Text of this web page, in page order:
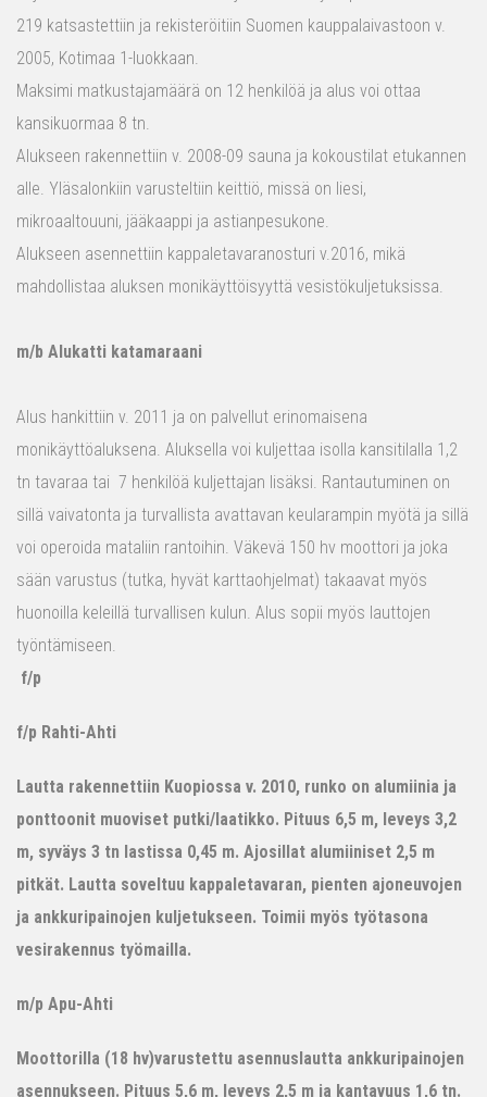
219 katsastettiin ja rekisteröitiin Suomen kauppalaivastoon v.
2005, Kotimaa 1-luokkaan.
Maksimi matkustajamäärä on 12 henkilöä ja alus voi ottaa
kansikuormaa 8 tn.
Alukseen rakennettiin v. 2008-09 sauna ja kokoustilat etukannen
alle. Yläsalonkiin varusteltiin keittiö, missä on liesi,
mikroaaltouuni, jääkaappi ja astianpesukone.
Alukseen asennettiin kappaletavaranosturi v.2016, mikä
mahdollistaa aluksen monikäyttöisyyttä vesistökuljetuksissa.
m/b Alukatti katamaraani
Alus hankittiin v. 2011 ja on palvellut erinomaisena
monikäyttöaluksena. Aluksella voi kuljettaa isolla kansitilalla 1,2
tn tavaraa tai 7 henkilöä kuljettajan lisäksi. Rantautuminen on
sillä vaivatonta ja turvallista avattavan keularampin myötä ja sillä
voi operoida mataliin rantoihin. Väkevä 150 hv moottori ja joka
sään varustus (tutka, hyvät karttaohjelmat) takaavat myös
huonoilla keleillä turvallisen kulun. Alus sopii myös lauttojen
työntämiseen.
f/p
f/p Rahti-Ahti
Lautta rakennettiin Kuopiossa v. 2010, runko on alumiinia ja
ponttoonit muoviset putki/laatikko. Pituus 6,5 m, leveys 3,2
m, syväys 3 tn lastissa 0,45 m. Ajosillat alumiiniset 2,5 m
pitkät. Lautta soveltuu kappaletavaran, pienten ajoneuvojen
ja ankkuripainojen kuljetukseen. Toimii myös työtasona
vesirakennus työmailla.
m/p Apu-Ahti
Moottorilla (18 hv)varustettu asennuslautta ankkuripainojen
asennukseen. Pituus 5,6 m, leveys 2,5 m ja kantavuus 1,6 tn.